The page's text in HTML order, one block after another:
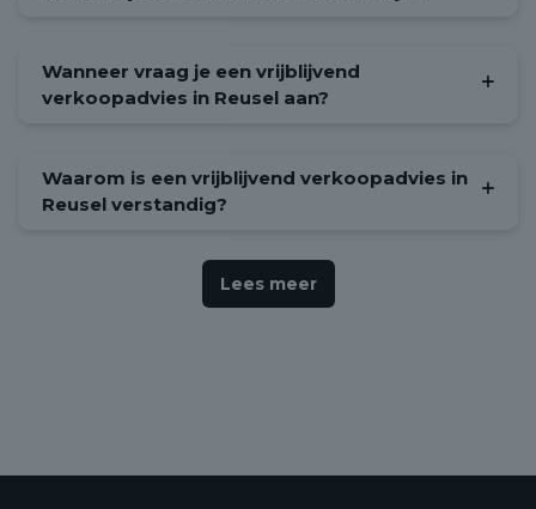
Wanneer vraag je een vrijblijvend
verkoopadvies in Reusel aan?
Waarom is een vrijblijvend verkoopadvies in
Reusel verstandig?
Lees meer